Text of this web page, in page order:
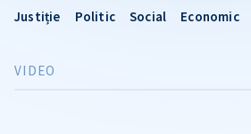
Justiție Politic Social Economic
VIDEO